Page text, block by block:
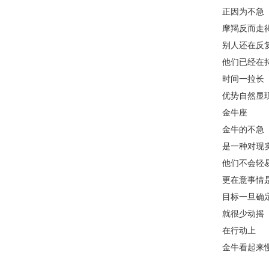
正因为不急
摩羯反而走
别人还在反
他们已经在
时间一拉长
优势自然显
金牛座
金牛的不急
是一种对现
他们不会轻
更在意事情
目标一旦确
就很少动摇
在行动上
金牛看起来